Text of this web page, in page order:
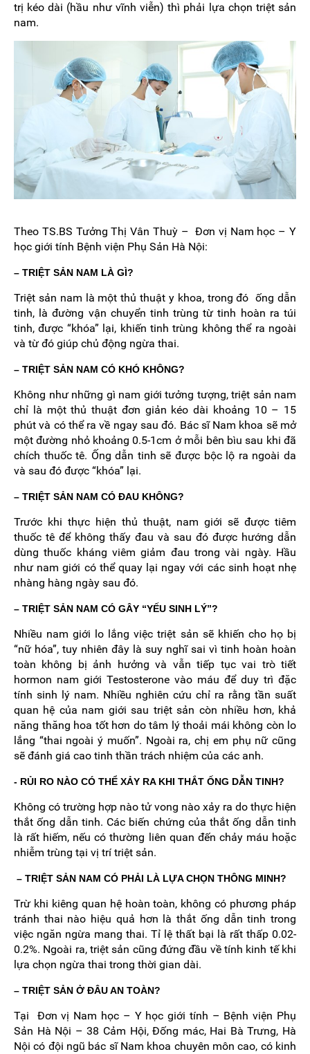
trị kéo dài (hầu như vĩnh viễn) thì phải lựa chọn triệt sản
nam.
Theo TS.BS Tưởng Thị Vân Thuỳ – Đơn vị Nam học – Y
học giới tính Bệnh viện Phụ Sản Hà Nội:
– TRIỆT SẢN NAM LÀ GÌ?
Triệt sản nam là một thủ thuật y khoa, trong đó ống dẫn
tinh, là đường vận chuyển tinh trùng từ tinh hoàn ra túi
tinh, được “khóa” lại, khiến tinh trùng không thể ra ngoài
và từ đó giúp chủ động ngừa thai.
– TRIỆT SẢN NAM CÓ KHÓ KHÔNG?
Không như những gì nam giới tưởng tượng, triệt sản nam
chỉ là một thủ thuật đơn giản kéo dài khoảng 10 – 15
phút và có thể ra về ngay sau đó. Bác sĩ Nam khoa sẽ mở
một đường nhỏ khoảng 0.5-1cm ở mỗi bên bìu sau khi đã
chích thuốc tê. Ống dẫn tinh sẽ được bộc lộ ra ngoài da
và sau đó được “khóa” lại.
– TRIỆT SẢN NAM CÓ ĐAU KHÔNG?
Trước khi thực hiện thủ thuật, nam giới sẽ được tiêm
thuốc tê để không thấy đau và sau đó được hướng dẫn
dùng thuốc kháng viêm giảm đau trong vài ngày. Hầu
như nam giới có thể quay lại ngay với các sinh hoạt nhẹ
nhàng hàng ngày sau đó.
– TRIỆT SẢN NAM CÓ GÂY “YẾU SINH LÝ”?
Nhiều nam giới lo lắng việc triệt sản sẽ khiến cho họ bị
“nữ hóa”, tuy nhiên đây là suy nghĩ sai vì tinh hoàn hoàn
toàn không bị ảnh hưởng và vẫn tiếp tục vai trò tiết
hormon nam giới Testosterone vào máu để duy trì đặc
tính sinh lý nam. Nhiều nghiên cứu chỉ ra rằng tần suất
quan hệ của nam giới sau triệt sản còn nhiều hơn, khả
năng thăng hoa tốt hơn do tâm lý thoải mái không còn lo
lắng “thai ngoài ý muốn”. Ngoài ra, chị em phụ nữ cũng
sẽ đánh giá cao tinh thần trách nhiệm của các anh.
- RỦI RO NÀO CÓ THỂ XẢY RA KHI THẮT ỐNG DẪN TINH?
Không có trường hợp nào tử vong nào xảy ra do thực hiện
thắt ống dẫn tinh. Các biến chứng của thắt ống dẫn tinh
là rất hiếm, nếu có thường liên quan đến chảy máu hoặc
nhiễm trùng tại vị trí triệt sản.
– TRIỆT SẢN NAM CÓ PHẢI LÀ LỰA CHỌN THÔNG MINH?
Trừ khi kiêng quan hệ hoàn toàn, không có phương pháp
tránh thai nào hiệu quả hơn là thắt ống dẫn tinh trong
việc ngăn ngừa mang thai. Tỉ lệ thất bại là rất thấp 0.02-
0.2%. Ngoài ra, triệt sản cũng đứng đầu về tính kinh tế khi
lựa chọn ngừa thai trong thời gian dài.
– TRIỆT SẢN Ở ĐÂU AN TOÀN?
Tại Đơn vị Nam học – Y học giới tính – Bệnh viện Phụ
Sản Hà Nội – 38 Cảm Hội, Đống mác, Hai Bà Trưng, Hà
Nội có đội ngũ bác sĩ Nam khoa chuyên môn cao, có kinh